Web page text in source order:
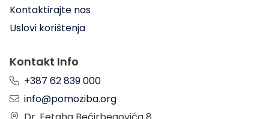
Kontaktirajte nas
Uslovi korištenja
Kontakt Info
+387 62 839 000
info@pomoziba.org